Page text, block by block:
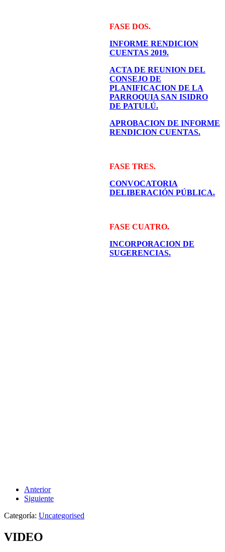
FASE DOS.
INFORME RENDICION
CUENTAS 2019.
ACTA DE REUNION DEL
CONSEJO DE
PLANIFICACION DE LA
PARROQUIA SAN ISIDRO
DE PATULÚ.
APROBACION DE INFORME
RENDICION CUENTAS.
FASE TRES.
CONVOCATORIA
DELIBERACIÓN PÚBLICA.
FASE CUATRO.
INCORPORACION DE
SUGERENCIAS.
Anterior
Siguiente
Categoría: Uncategorised
VIDEO